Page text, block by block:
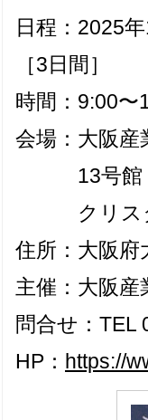
日程：2025
［3日間］
時間：9:00〜
会場：大阪産
13号館
クリスタ
住所：大阪府
主催：大阪
問合せ：TEL
HP： https://